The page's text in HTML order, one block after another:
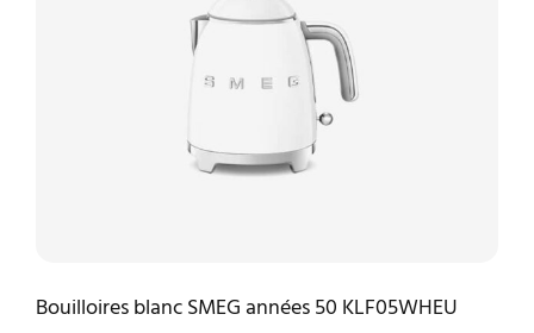
Bouilloires blanc SMEG années 50 KLF05WHEU